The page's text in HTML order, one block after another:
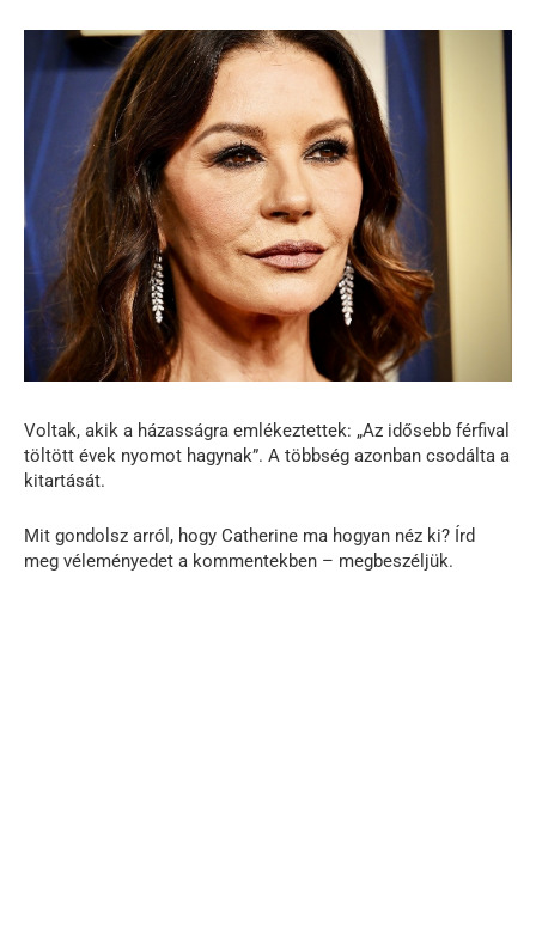
Voltak, akik a házasságra emlékeztettek: „Az idősebb férfival
töltött évek nyomot hagynak”. A többség azonban csodálta a
kitartását.
Mit gondolsz arról, hogy Catherine ma hogyan néz ki? Írd
meg véleményedet a kommentekben – megbeszéljük.